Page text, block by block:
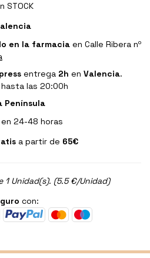
STOCK
en la farmaciaen Calle Ribera nº
entrega 2h en Valencia.
las 20:00h
Península
24-48 horas
a partir de 65€
1 Unidad(s). (5.5 €/Unidad)
con: